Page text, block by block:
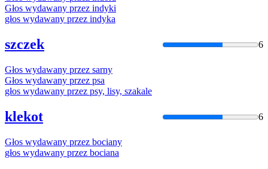
Głos wydawany przez indyki
głos wydawany przez indyka
szczek 6
Głos wydawany przez sarny
Głos wydawany przez psa
głos wydawany przez psy, lisy, szakale
klekot 6
Głos wydawany przez bociany
głos wydawany przez bociana